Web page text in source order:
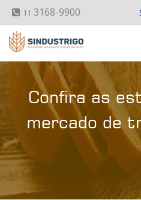
11 3168-9900
Confira as
mercado de